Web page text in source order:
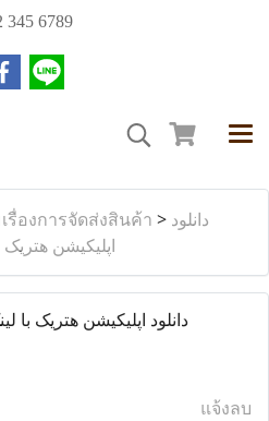
345 6789
รื่องการจัดส่งสินค้า > دانلود
اپلیکیشن
دانلود اپلیکیشن هتریک
แจ้งลบ